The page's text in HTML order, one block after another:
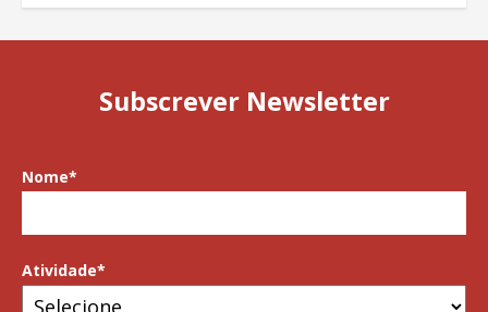
Subscrever Newsletter
Nome*
Atividade*